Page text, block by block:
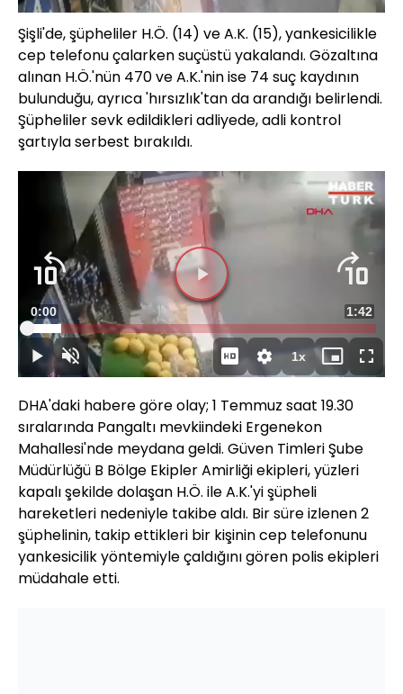
Şişli'de, şüpheliler H.Ö. (14) ve A.K. (15), yankesicilikle
cep telefonu çalarken suçüstü yakalandı. Gözaltına
alınan H.Ö.'nün 470 ve A.K.'nin ise 74 suç kaydının
bulunduğu, ayrıca 'hırsızlık'tan da arandığı belirlendi.
Şüpheliler sevk edildikleri adliyede, adli kontrol
şartıyla serbest bırakıldı.
Videoyu
Oynat
OynatSesi
Aç
Süre
0:00 Toplam
Süre
1:42
Yüklendi:
9.70%
1xOynatma
Hızı
Mini
oynatıcı
Tam
Ekran
DHA'daki habere göre olay; 1 Temmuz saat 19.30
sıralarında Pangaltı mevkiindeki Ergenekon
Mahallesi'nde meydana geldi. Güven Timleri Şube
Müdürlüğü B Bölge Ekipler Amirliği ekipleri, yüzleri
kapalı şekilde dolaşan H.Ö. ile A.K.'yi şüpheli
hareketleri nedeniyle takibe aldı. Bir süre izlenen 2
şüphelinin, takip ettikleri bir kişinin cep telefonunu
yankesicilik yöntemiyle çaldığını gören polis ekipleri
müdahale etti.